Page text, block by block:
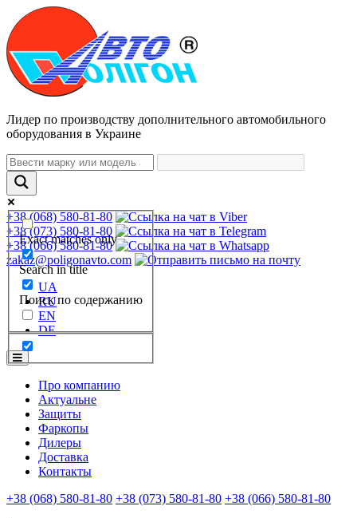
Лидер по производству дополнительного автомобильного
оборудования в Украине
Exact matches only
Search in title
Поиск по содержанию
+38 (068) 580-81-80
+38 (073) 580-81-80
+38 (066) 580-81-80
zakaz@poligonavto.com
UA
RU
EN
DE
Про компанию
Актуальне
Защиты
Фаркопы
Дилеры
Доставка
Контакты
+38 (068) 580-81-80 +38 (073) 580-81-80 +38 (066) 580-81-80